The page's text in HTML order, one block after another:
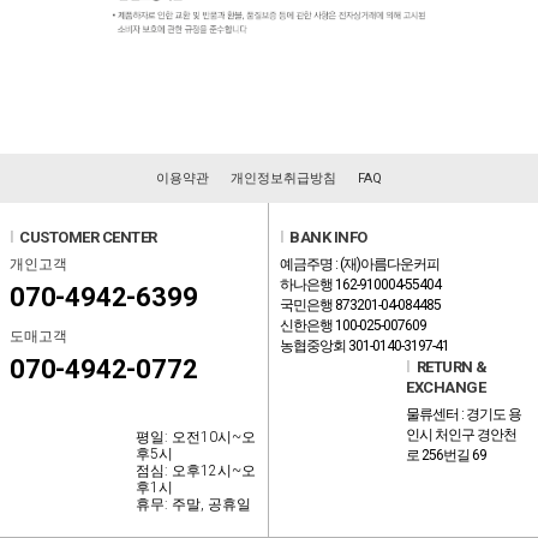
이용약관 개인정보취급방침 FAQ
CUSTOMER CENTER
개인고객
070-4942-6399
도매고객
070-4942-0772
평일: 오전10시~오
후5시
점심: 오후12시~오
후1시
휴무: 주말, 공휴일
BANK INFO
예금주명 : (재)아름다운커피
하나은행 162-910004-55404
국민은행 873201-04-084485
신한은행 100-025-007609
농협중앙회 301-0140-3197-41
RETURN &
EXCHANGE
물류센터 : 경기도 용
인시 처인구 경안천
로 256번길 69